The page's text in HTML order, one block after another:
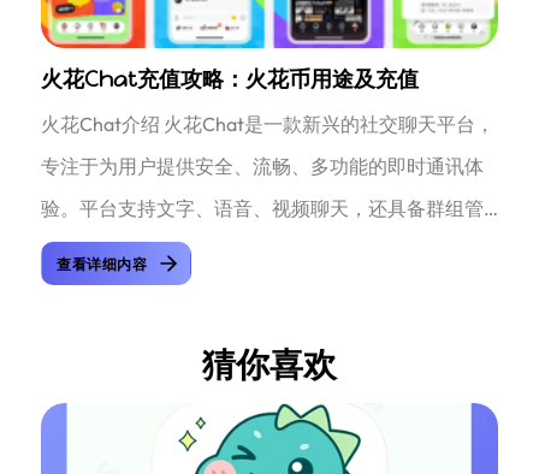
火花Chat充值攻略：火花币用途及充值
火花Chat介绍 火花Chat是一款新兴的社交聊天平台，
专注于为用户提供安全、流畅、多功能的即时通讯体
验。平台支持文字、语音、视频聊天，还具备群组管
理、文件传输、表情包互动等...
查看详细内容
猜你喜欢